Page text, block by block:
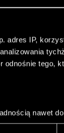
adres IP,
tego,
nawet
je zbiory